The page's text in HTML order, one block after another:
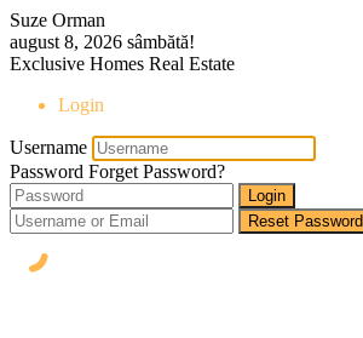
Suze Orman
august 8, 2026 sâmbătă!
Exclusive Homes Real Estate
Login
Username
Password Forget Password?
Login
Reset Password